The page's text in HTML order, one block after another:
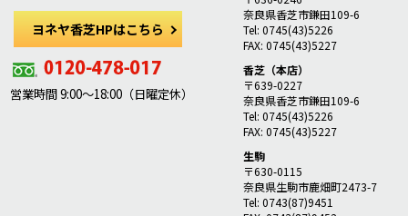
ヨネヤ香芝HPはこちら
営業時間 9:00～18:00（日曜定休）
奈良県香芝市鎌田109-6
Tel: 0745(43)5226
FAX: 0745(43)5227
香芝（本店）
〒639-0227
奈良県香芝市鎌田109-6
Tel: 0745(43)5226
FAX: 0745(43)5227
生駒
〒630-0115
奈良県生駒市鹿畑町2473-7
Tel: 0743(87)9451